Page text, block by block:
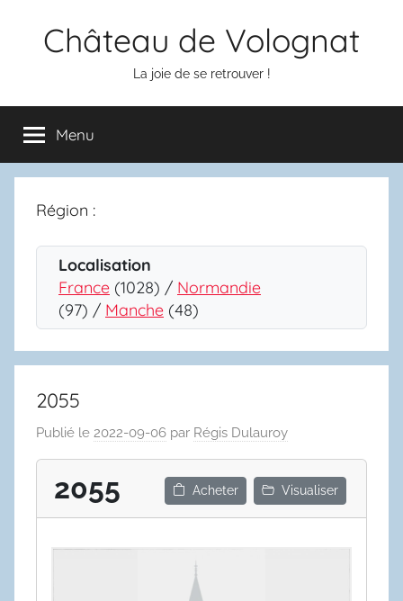
Château de Volognat
La joie de se retrouver !
Menu
Région :
Localisation
France (1028) / Normandie
(97) / Manche (48)
2055
Publié le 2022-09-06 par Régis Dulauroy
2055 Acheter Visualiser